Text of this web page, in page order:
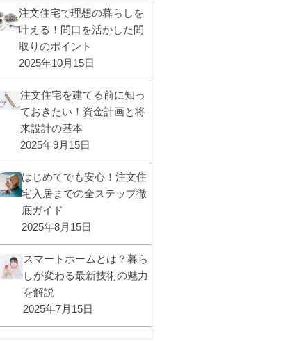
注文住宅で理想の暮らしを
叶える！間口を活かした間
取りのポイント
2025年10月15日
注文住宅を建てる前に知っ
ておきたい！資金計画と将
来設計の基本
2025年9月15日
はじめてでも安心！注文住
宅入居までの全ステップ徹
底ガイド
2025年8月15日
スマートホームとは？暮ら
しが変わる最新技術の魅力
を解説
2025年7月15日